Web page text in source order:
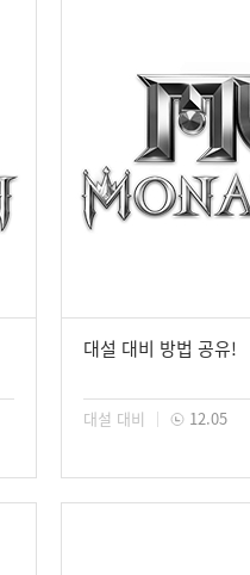
대설 대비 방법 공유!
대설 대비 12.05